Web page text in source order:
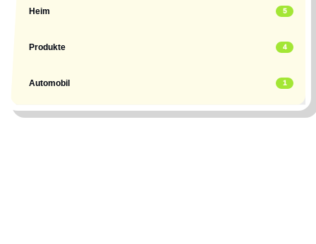
Heim 5
Produkte 4
Automobil 1